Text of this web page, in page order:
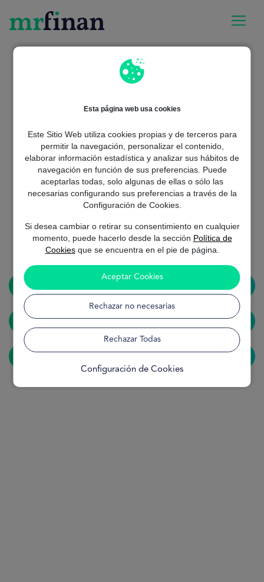
Esta página web usa cookies
Este Sitio Web utiliza cookies propias y de terceros para
permitir la navegación, personalizar el contenido,
elaborar información estadística y analizar sus hábitos de
navegación en función de sus preferencias. Puede
aceptarlas todas, solo algunas de ellas o sólo las
necesarias configurando sus preferencias a través de la
Configuración de Cookies.
Si desea cambiar o retirar su consentimiento en cualquier
momento, puede hacerlo desde la sección Política de
Cookiesque se encuentra en el pie de página.
Aceptar Cookies
Rechazar no necesarias
Rechazar Todas
Configuración de Cookies
Whoops! Parece que te has
perdido...
La página que buscas no existe pero el préstamo que necesitas
sí. Haz click en “Solicitar préstamo” para empezar.
Solicitar préstamo